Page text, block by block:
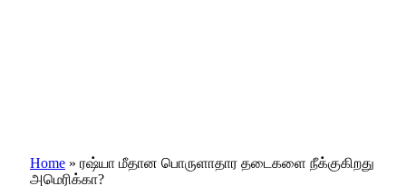
Home » ரஷ்யா மீதான பொருளாதார தடைகளை நீக்குகிறது
அமெரிக்கா?